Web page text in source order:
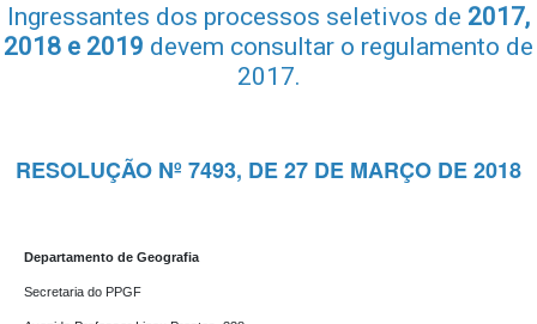
Ingressantes dos processos seletivos de 2017,
2018 e 2019 devem consultar o regulamento de
2017.
RESOLUÇÃO Nº 7493, DE 27 DE MARÇO DE 2018
Departamento de Geografia
Secretaria do PPGF